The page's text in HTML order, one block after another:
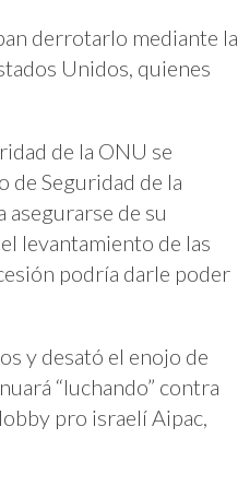
derrotarlo mediante la
Unidos, quienes
de la ONU se
de Seguridad de la
asegurarse de su
levantamiento de las
podría darle poder
y desató el enojo de
“luchando” contra
pro israelí Aipac,